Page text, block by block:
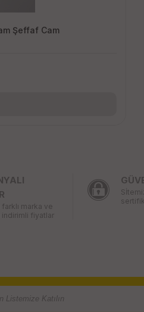
Şeffaf Cam
marka ve
indirimli fiyatlar